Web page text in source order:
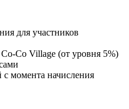
для участников
Co Village (от уровня 5%)
момента начисления